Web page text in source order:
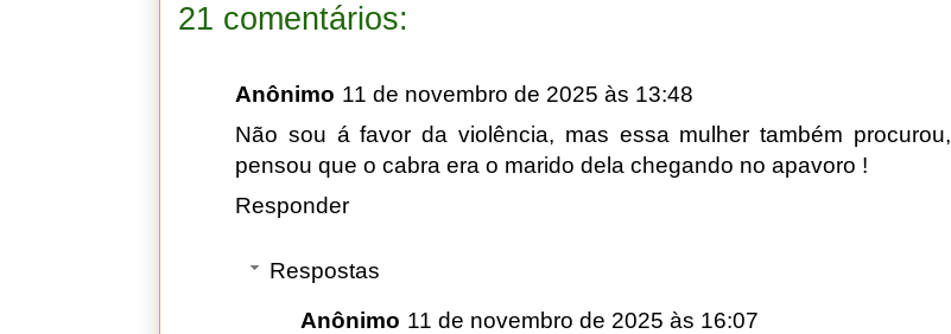
21 comentários:
Anônimo 11 de novembro de 2025 às 13:48
Não sou á favor da violência, mas essa mulher também procurou,
pensou que o cabra era o marido dela chegando no apavoro !
Responder
Respostas
Anônimo 11 de novembro de 2025 às 16:07